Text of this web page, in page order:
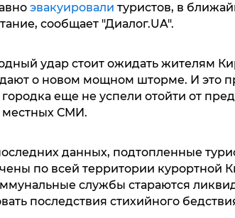
эвакуировали туристов, в
сообщает "Диалог.UA".
удар стоит ожидать жителям
о новом мощном шторме. И это
городка еще не успели отойти от
СМИ.
данных, подтопленные
по всей территории курортной
службы стараются
последствия стихийного